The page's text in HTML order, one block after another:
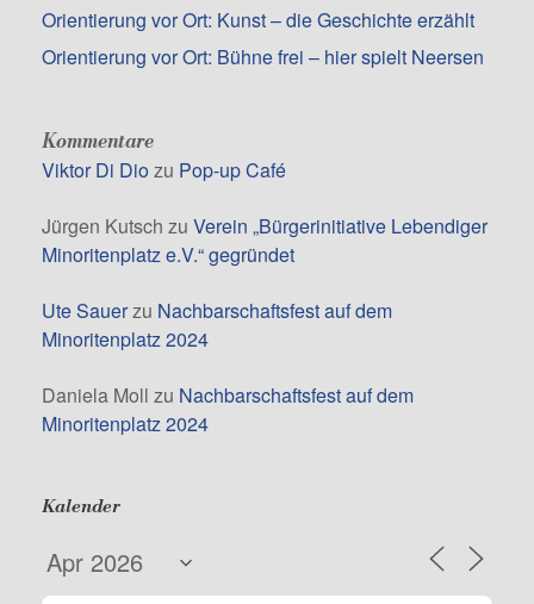
Orientierung vor Ort: Kunst – die Geschichte erzählt
Orientierung vor Ort: Bühne frei – hier spielt Neersen
Kommentare
Viktor Di Dio zu Pop-up Café
Jürgen Kutsch zu Verein „Bürgerinitiative Lebendiger
Minoritenplatz e.V.“ gegründet
Ute Sauerzu Nachbarschaftsfest auf dem
Minoritenplatz 2024
Daniela Moll zu Nachbarschaftsfest auf dem
Minoritenplatz 2024
Kalender